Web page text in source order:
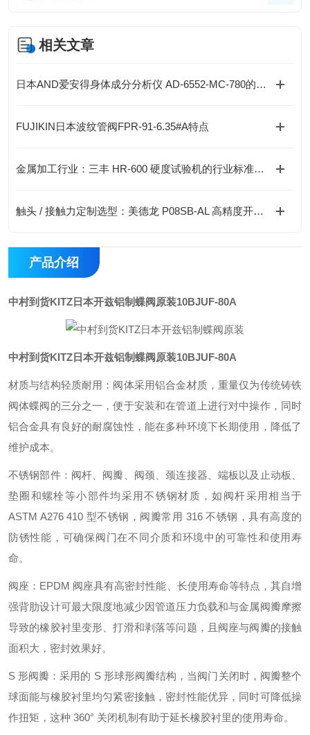
相关文章
日本AND爱安得身体成分分析仪 AD-6552-MC-780的操作说明
FUJIKIN日本波纹管阀FPR-91-6.35#A特点
金属加工行业：三丰 HR-600 硬度试验机的行业标准应用与检测要求
触头 / 接触力定制选型：美德龙 P08SB-AL 高精度开关选购实用手册
产品介绍
中村到货KITZ日本开兹铝制蝶阀原装10BJUF-80A
中村到货KITZ日本开兹铝制蝶阀原装10BJUF-80A
材质与结构轻质耐用：阀体采用铝合金材质，重量仅为传统铸铁
阀体蝶阀的三分之一，便于安装和在管道上进行对中操作，同时
铝合金具有良好的耐腐蚀性，能在多种环境下长期使用，降低了
维护成本。
不锈钢部件：阀杆、阀瓣、阀颈、颈连接器、端板以及止动板、
垫圈和螺栓等小部件均采用不锈钢材质，如阀杆采用相当于
ASTM A276 410 型不锈钢，阀瓣常用 316 不锈钢，具有高度的
防锈性能，可确保阀门在不同介质和环境中的可靠性和使用寿
命。
阀座：EPDM 阀座具有高密封性能、长使用寿命等特点，其自增
强背肋设计可最大限度地减少因管道压力负载和与金属阀瓣摩擦
导致的橡胶衬里变形、打滑和剥落等问题，且阀座与阀瓣的接触
面积大，密封效果好。
S 形阀瓣：采用的 S 形球形阀瓣结构，当阀门关闭时，阀瓣整个
球面能与橡胶衬里均匀紧密接触，密封性能优异，同时可降低操
作扭矩，这种 360° 关闭机制有助于延长橡胶衬里的使用寿命。